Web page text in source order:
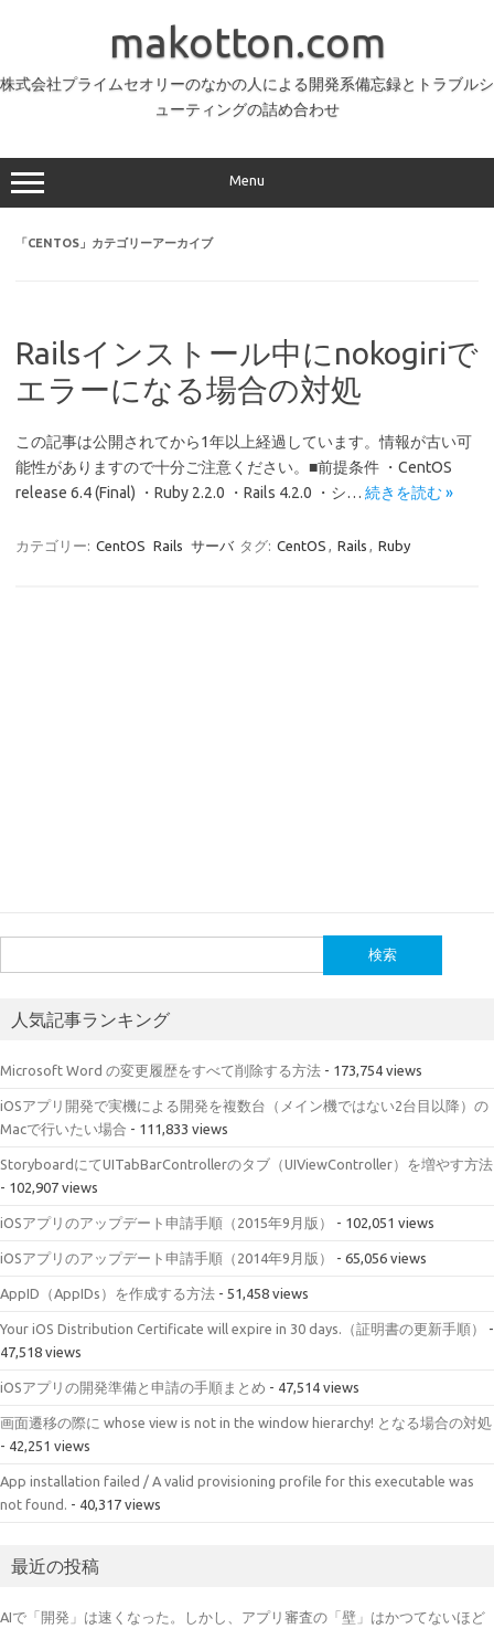
へ
makotton.com
株式会社プライムセオリーのなかの人による開発系備忘録とトラブルシ
ューティングの詰め合わせ
Menu
「CENTOS 」カテゴリーアーカイブ
Railsインストール中にnokogiriで
エラーになる場合の対処
この記事は公開されてから1年以上経過しています。情報が古い可
能性がありますので十分ご注意ください。■前提条件 ・CentOS
release 6.4 (Final) ・Ruby 2.2.0 ・Rails 4.2.0 ・シ… 続きを読む »
カテゴリー: CentOS Rails サーバ タグ: CentOS , Rails , Ruby
索:
人気記事ランキング
Microsoft Word の変更履歴をすべて削除する方法 - 173,754 views
iOSアプリ開発で実機による開発を複数台（メイン機ではない2台目以降）の
Macで行いたい場合 - 111,833 views
StoryboardにてUITabBarControllerのタブ（UIViewController）を増やす方法
- 102,907 views
iOSアプリのアップデート申請手順（2015年9月版） - 102,051 views
iOSアプリのアップデート申請手順（2014年9月版） - 65,056 views
AppID（AppIDs）を作成する方法 - 51,458 views
Your iOS Distribution Certificate will expire in 30 days.（証明書の更新手順）
-
47,518 views
iOSアプリの開発準備と申請の手順まとめ - 47,514 views
画面遷移の際に whose view is not in the window hierarchy! となる場合の対処
- 42,251 views
App installation failed / A valid provisioning profile for this executable was
not found. - 40,317 views
最近の投稿
AIで「開発」は速くなった。しかし、アプリ審査の「壁」はかつてないほど